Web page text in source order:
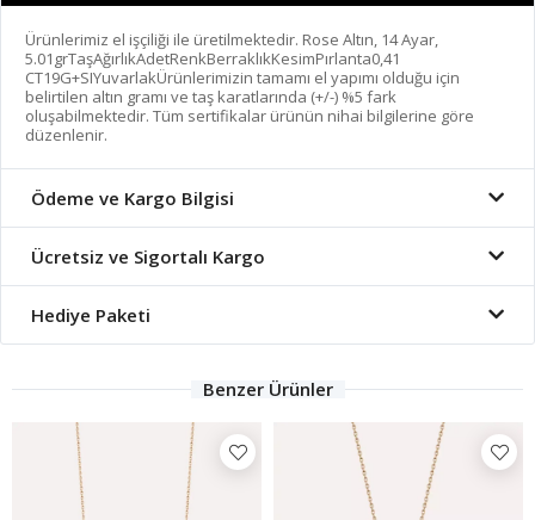
Ürünlerimiz el işçiliği ile üretilmektedir. Rose Altın, 14 Ayar,
5.01grTaşAğırlıkAdetRenkBerraklıkKesimPırlanta0,41
CT19G+SIYuvarlakÜrünlerimizin tamamı el yapımı olduğu için
belirtilen altın gramı ve taş karatlarında (+/-) %5 fark
oluşabilmektedir. Tüm sertifikalar ürünün nihai bilgilerine göre
düzenlenir.
Ödeme ve Kargo Bilgisi
Ücretsiz ve Sigortalı Kargo
Hediye Paketi
Benzer Ürünler